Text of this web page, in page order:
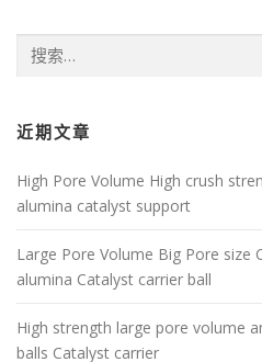
索：
近期文章
High Pore Volume High crush
alumina catalyst support
Large Pore Volume Big Pore size
alumina Catalyst carrier ball
High strength large pore volume
balls Catalyst carrier